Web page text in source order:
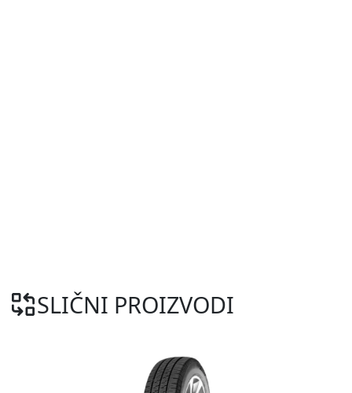
SLIČNI PROIZVODI